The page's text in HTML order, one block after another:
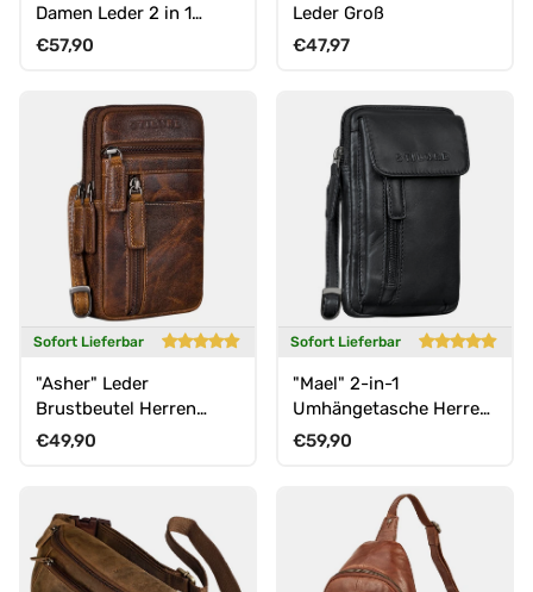
Damen Leder 2 in 1
Leder Bauchtasche
Normaler Preis
€57,90
Leder Groß
Normaler Preis
€47,97
Sofort Lieferbar
"Asher" Leder
Brustbeutel Herren
Vintage Gürteltasche
Normaler Preis
€49,90
Sofort Lieferbar
"Mael" 2-in-1
Umhängetasche Herren
Leder Handytasche
Normaler Preis
€59,90